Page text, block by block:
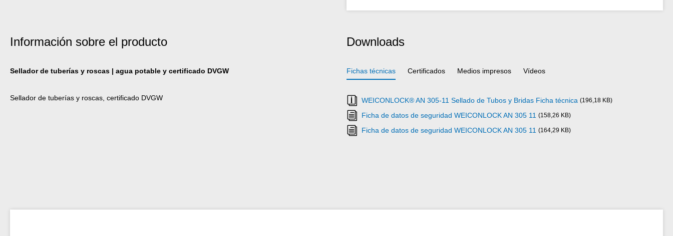
Información sobre el producto
Sellador de tuberías y roscas | agua potable y certificado DVGW
Sellador de tuberías y roscas, certificado DVGW
Downloads
Fichas técnicas Certificados Medios impresos Vídeos
WEICONLOCK® AN 305-11 Sellado de Tubos y Bridas Ficha técnica (196,18 KB)
Ficha de datos de seguridad WEICONLOCK AN 305 11 (158,26 KB)
Ficha de datos de seguridad WEICONLOCK AN 305 11 (164,29 KB)